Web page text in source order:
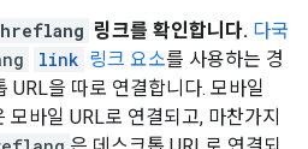
hreflang 링크를 확인합니다. 다국
link 링크 요소를 사용하는 경
URL을 따로 연결합니다. 모바일
모바일 URL로 연결되고, 마찬가지